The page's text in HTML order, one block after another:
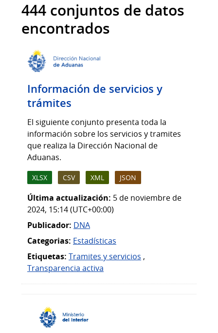
444 conjuntos de datos
encontrados
Información de servicios y
trámites
El siguiente conjunto presenta toda la
información sobre los servicios y tramites
que realiza la Dirección Nacional de
Aduanas.
XLSX CSV XML JSON
Última actualización: 5 de noviembre de
2024, 15:14 (UTC+00:00)
Publicador: DNA
Categorias: Estadísticas
Etiquetas: Tramites y servicios ,
Transparencia activa